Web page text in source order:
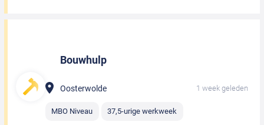
Bouwhulp
Oosterwolde 1 week geleden
MBO Niveau 37,5-urige werkweek